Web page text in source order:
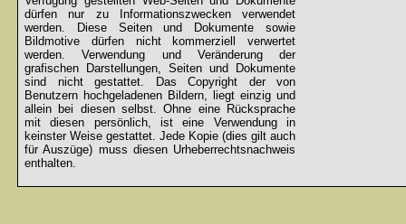
dürfen nur zu Informationszwecken verwendet
werden. Diese Seiten und Dokumente sowie
Bildmotive dürfen nicht kommerziell verwertet
werden. Verwendung und Veränderung der
grafischen Darstellungen, Seiten und Dokumente
sind nicht gestattet. Das Copyright der von
Benutzern hochgeladenen Bildern, liegt einzig und
allein bei diesen selbst. Ohne eine Rücksprache
mit diesen persönlich, ist eine Verwendung in
keinster Weise gestattet. Jede Kopie (dies gilt auch
für Auszüge) muss diesen Urheberrechtsnachweis
enthalten.